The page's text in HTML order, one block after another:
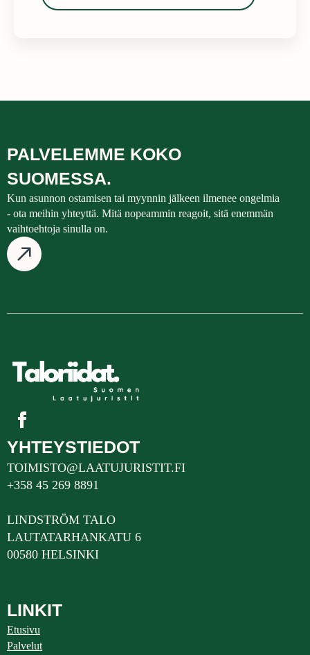
PALVELEMME KOKO
SUOMESSA.
Kun asunnon ostamisen tai myynnin jälkeen ilmenee ongelmia
- ota meihin yhteyttä. Mitä nopeammin reagoit, sitä enemmän
vaihtoehtoja sinulla on.
YHTEYSTIEDOT
TOIMISTO@LAATUJURISTIT.FI
+358 45 269 8891
LINDSTRÖM TALO
LAUTATARHANKATU 6
00580 HELSINKI
LINKIT
Etusivu
Palvelut